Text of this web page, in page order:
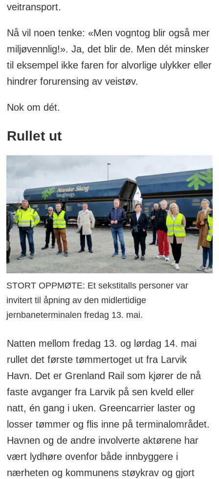
veitransport.
Nå vil noen tenke: «Men vogntog blir også mer
miljøvennlig!». Ja, det blir de. Men dét minsker
til eksempel ikke faren for alvorlige ulykker eller
hindrer forurensing av veistøv.
Nok om dét.
Rullet ut
STORT OPPMØTE: Et sekstitalls personer var
invitert til åpning av den midlertidige
jernbaneterminalen fredag 13. mai.
Natten mellom fredag 13. og lørdag 14. mai
rullet det første tømmertoget ut fra Larvik
Havn. Det er Grenland Rail som kjører de nå
faste avganger fra Larvik på sen kveld eller
natt, én gang i uken. Greencarrier laster og
losser tømmer og flis inne på terminalområdet.
Havnen og de andre involverte aktørene har
vært lydhøre ovenfor både innbyggere i
nærheten og kommunens støykrav og gjort